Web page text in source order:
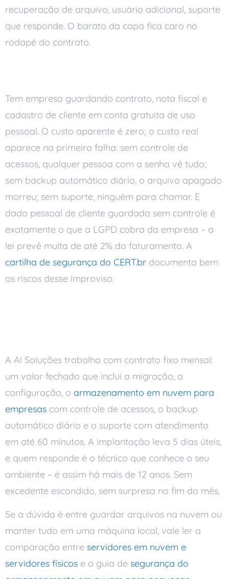
recuperação de arquivo, usuário adicional, suporte
que responde. O barato da capa fica caro no
rodapé do contrato.
Tem empresa guardando contrato, nota fiscal e
cadastro de cliente em conta gratuita de uso
pessoal. O custo aparente é zero; o custo real
aparece na primeira falha: sem controle de
acessos, qualquer pessoa com a senha vê tudo;
sem backup automático diário, o arquivo apagado
morreu; sem suporte, ninguém para chamar. E
dado pessoal de cliente guardado sem controle é
exatamente o que a LGPD cobra da empresa – a
lei prevê multa de até 2% do faturamento. A
cartilha de segurança do CERT.br documenta bem
os riscos desse improviso.
A Ai Soluções trabalha com contrato fixo mensal:
um valor fechado que inclui a migração, a
configuração, o armazenamento em nuvem para
empresas com controle de acessos, o backup
automático diário e o suporte com atendimento
em até 60 minutos. A implantação leva 5 dias úteis,
e quem responde é o técnico que conhece o seu
ambiente – é assim há mais de 12 anos. Sem
excedente escondido, sem surpresa no fim do mês.
Se a dúvida é entre guardar arquivos na nuvem ou
manter tudo em uma máquina local, vale ler a
comparação entre servidores em nuvem e
servidores físicos e o guia de segurança do